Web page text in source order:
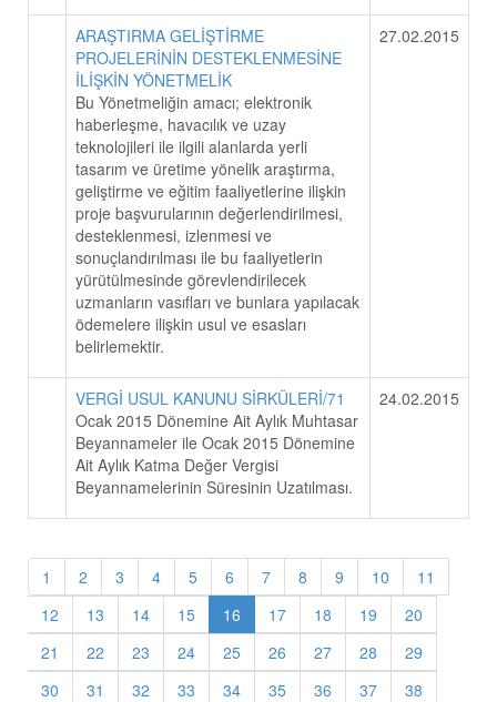
ARAŞTIRMA GELİŞTİRME
PROJELERİNİN DESTEKLENMESİNE
İLİŞKİN YÖNETMELİK
Bu Yönetmeliğin amacı; elektronik
haberleşme, havacılık ve uzay
teknolojileri ile ilgili alanlarda yerli
tasarım ve üretime yönelik araştırma,
geliştirme ve eğitim faaliyetlerine ilişkin
proje başvurularının değerlendirilmesi,
desteklenmesi, izlenmesi ve
sonuçlandırılması ile bu faaliyetlerin
yürütülmesinde görevlendirilecek
uzmanların vasıfları ve bunlara yapılacak
ödemelere ilişkin usul ve esasları
belirlemektir.
27.02.2015
VERGİ USUL KANUNU SİRKÜLERİ/71
Ocak 2015 Dönemine Ait Aylık Muhtasar
Beyannameler ile Ocak 2015 Dönemine
Ait Aylık Katma Değer Vergisi
Beyannamelerinin Süresinin Uzatılması.
24.02.2015
1 2 3 4 5 6 7 8 9 10
11
12
13 14 15 16 17 18 19
20
21
22 23 24 25 26 27 28
29
30
31 32 33 34 35 36 37
38